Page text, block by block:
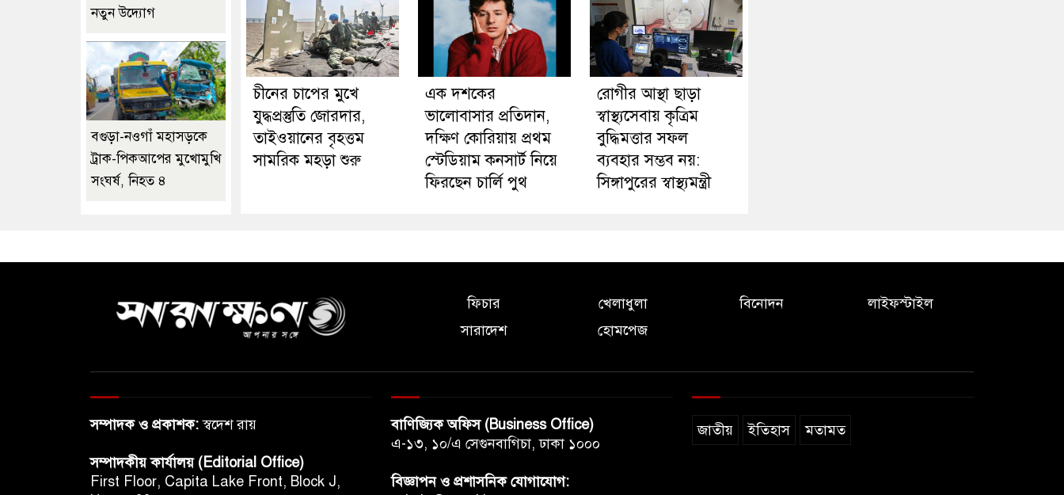
চীনের চাপের মুখে
যুদ্ধপ্রস্তুতি জোরদার,
তাইওয়ানের বৃহত্তম
সামরিক মহড়া শুরু
এক দশকের
ভালোবাসার প্রতিদান,
দক্ষিণ কোরিয়ায় প্রথম
স্টেডিয়াম কনসার্ট নিয়ে
ফিরছেন চার্লি পুথ
রোগীর আস্থা ছাড়া
স্বাস্থ্যসেবায় কৃত্রিম
বুদ্ধিমত্তার সফল
ব্যবহার সম্ভব নয়:
সিঙ্গাপুরের স্বাস্থ্যমন্ত্রী
নতুন উদ্যোগ
বগুড়া-নওগাঁ মহাসড়কে
ট্রাক-পিকআপের মুখোমুখি
সংঘর্ষ, নিহত ৪
ফিচার খেলাধুলা বিনোদন
লাইফস্টাইল
সারাদেশ
হোমপেজ
সম্পাদক ও প্রকাশক:স্বদেশ রায়
সম্পাদকীয় কার্যালয় (Editorial Office)
First Floor, Capita Lake Front, Block J,
বাণিজ্যিক অফিস (Business Office)
এ-১৩, ১০/এ সেগুনবাগিচা, ঢাকা ১০০০
বিজ্ঞাপন ও প্রশাসনিক যোগাযোগ:
জাতীয় ইতিহাস মতামত